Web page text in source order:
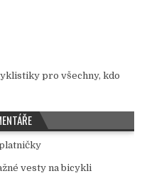
pro všechny, kdo
vesty na bicykli